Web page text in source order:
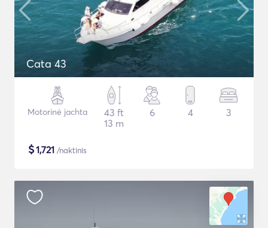
Cata 43
Motorinė jachta
43 ft
13 m
6 4 3
$1,721 /naktinis